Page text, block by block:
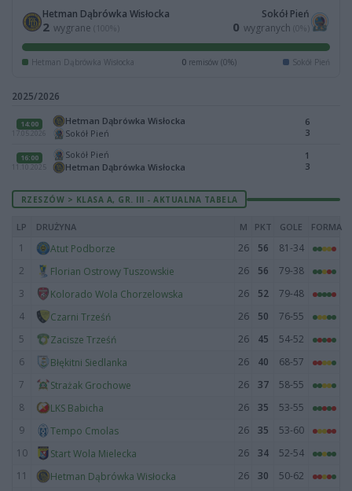
Hetman Dąbrówka Wisłocka
2 wygrane (100%)
Sokół Pień
0 wygranych (0%)
Hetman Dąbrówka Wisłocka 0remisów (0%) Sokół Pień
2025/2026
14:00
17.05.2026
Hetman Dąbrówka Wisłocka
Sokół Pień
6
3
16:00
11.10.2025
Sokół Pień
Hetman Dąbrówka Wisłocka
1
3
RZESZÓW > KLASA A, GR. III - AKTUALNA TABELA
LP DRUŻYNA M PKT GOLE FORMA
1 Atut Podborze 26 56
81-34
2
Florian Ostrowy Tuszowskie 26 56
79-38
3
Kolorado Wola Chorzelowska 26 52
79-48
4
Czarni Trześń 26 50
76-55
5
Zacisze Trześń 26 45
54-52
6
Błękitni Siedlanka 26 40
68-57
7
Strażak Grochowe 26 37
58-55
8
LKS Babicha 26 35
53-55
9
Tempo Cmolas 26 35
53-60
10
Start Wola Mielecka 26 34
52-54
11
Hetman Dąbrówka Wisłocka 26 30
50-62